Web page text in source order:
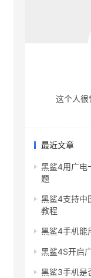
这个人很
最近文章
黑鲨4用广电
题
黑鲨4支持中
教程
黑鲨4手机能
黑鲨4S开启
黑鲨3手机是